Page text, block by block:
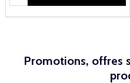
Promotions, offres